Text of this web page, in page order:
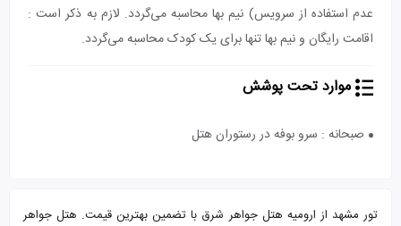
عدم استفاده از سرویس) نیم بها محاسبه می‌گردد. لازم به ذکر است :
اقامت رایگان و نیم بها تنها برای یک کودک محاسبه می‌گردد.
موارد تحت پوشش
صبحانه : سرو بوفه در رستوران هتل
تور مشهد از ارومیه هتل جواهر شرق با تضمین بهترین قیمت. هتل جواهر